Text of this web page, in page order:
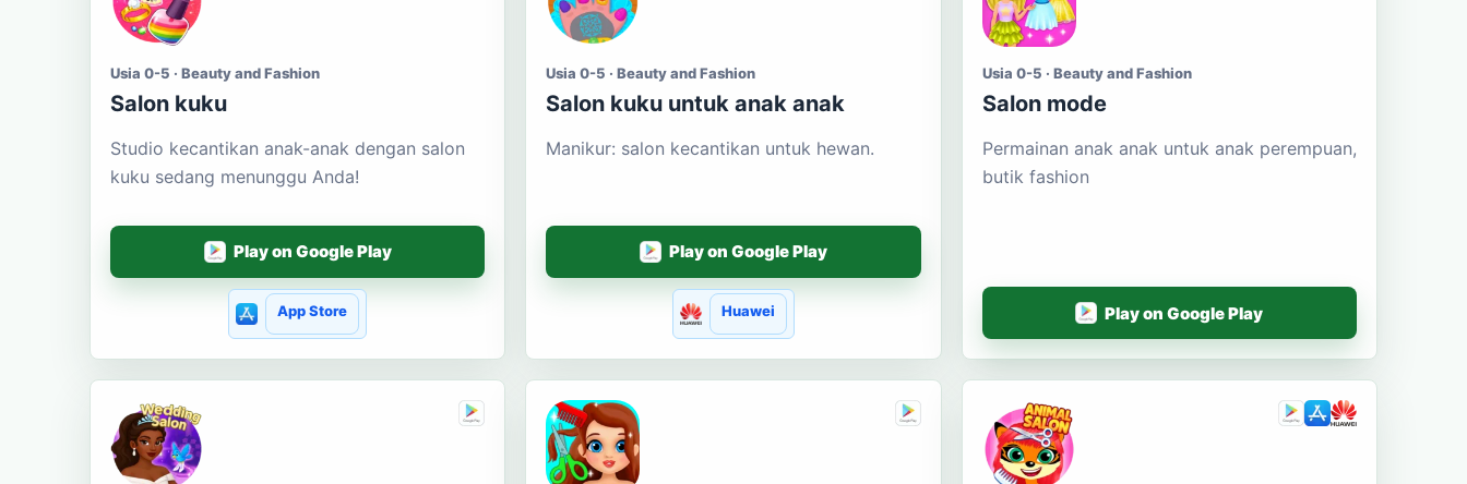
Usia 0-5 · Beauty and Fashion
Salon kuku
Studio kecantikan anak-anak dengan salon
kuku sedang menunggu Anda!
Play on Google Play
App Store
Usia 0-5 · Beauty and Fashion
Salon kuku untuk anak anak
Manikur: salon kecantikan untuk hewan.
Play on Google Play
Huawei
Usia 0-5 · Beauty and Fashion
Salon mode
Permainan anak anak untuk anak perempuan,
butik fashion
Play on Google Play